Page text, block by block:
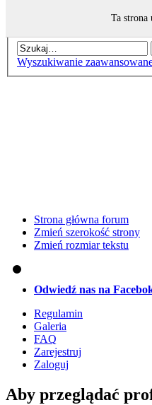
Wyszukiwanie
Strona główna forum
Zmień szerokość strony
Zmień rozmiar tekstu
Odwiedź nas na
Regulamin
Galeria
FAQ
Zarejestruj
Zaloguj
Aby przeglądać
Ta strona